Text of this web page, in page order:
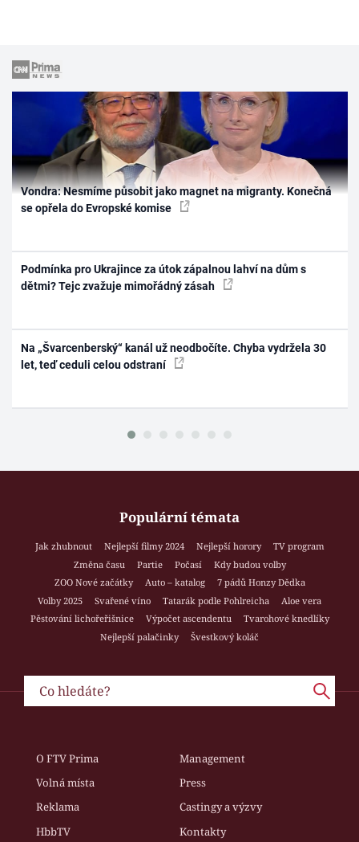
Vondra: Nesmíme působit jako magnet na migranty. Konečná
se opřela do Evropské komise
Podmínka pro Ukrajince za útok zápalnou lahví na dům s
dětmi? Tejc zvažuje mimořádný zásah
Na „Švarcenberský“ kanál už neodbočíte. Chyba vydržela 30
let, teď ceduli celou odstraní
Populární témata
Jak zhubnout Nejlepší filmy 2024 Nejlepší horory
TV program
Změna času
Partie Počasí
Kdy budou volby
ZOO Nové začátky
Auto – katalog
7 pádů Honzy Dědka
Volby 2025
Svařené víno Tatarák podle Pohlreicha
Aloe vera
Pěstování lichořeřišnice
Výpočet ascendentu
Tvarohové knedlíky
Nejlepší palačinky
Švestkový koláč
O FTV Prima
Management
Volná místa
Press
Reklama
Castingy a výzvy
HbbTV
Kontakty